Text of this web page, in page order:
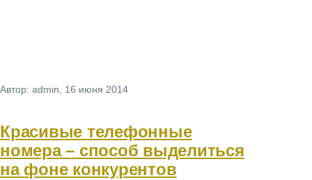
Автор: admin, 16 июня 2014
Красивые телефонные
номера – способ выделиться
на фоне конкурентов